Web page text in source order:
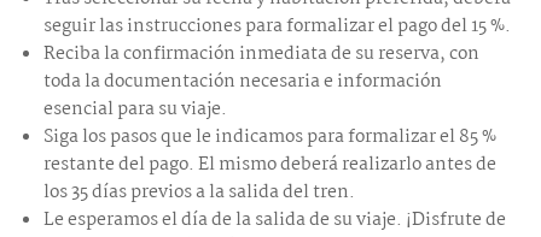
seguir las instrucciones para formalizar el pago del 15 %.
Reciba la confirmación inmediata de su reserva, con
toda la documentación necesaria e información
esencial para su viaje.
Siga los pasos que le indicamos para formalizar el 85 %
restante del pago. El mismo deberá realizarlo antes de
los 35 días previos a la salida del tren.
Le esperamos el día de la salida de su viaje. ¡Disfrute de